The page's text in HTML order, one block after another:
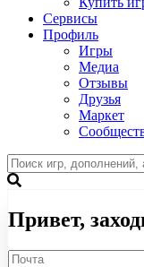
Сервисы
Профиль
Игры
Медиа
Отзывы
Друзья
Маркет
Привет,